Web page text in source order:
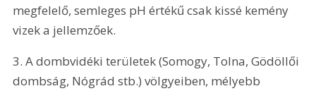
megfelelő, semleges pH értékű csak kissé kemény
vizek a jellemzőek.
3. A dombvidéki területek (Somogy, Tolna, Gödöllői
dombság, Nógrád stb.) völgyeiben, mélyebb